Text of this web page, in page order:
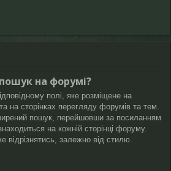
на форумі?
полі, яке розміщене на
на сторінках перегляду форумів та тем.
пошук, перейшовши за посиланням
на кожній сторінці форуму.
відрізнятись, залежно від стилю.